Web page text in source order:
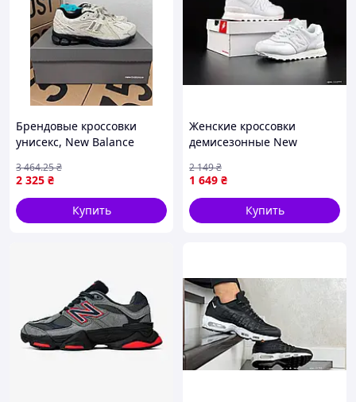
Брендовые кроссовки
унисекс, New Balance
White
2 325 ₴
3 464.25₴
Купить
Женские кроссовки
демисезонные New
40
1 649 ₴
2 149₴
Купить